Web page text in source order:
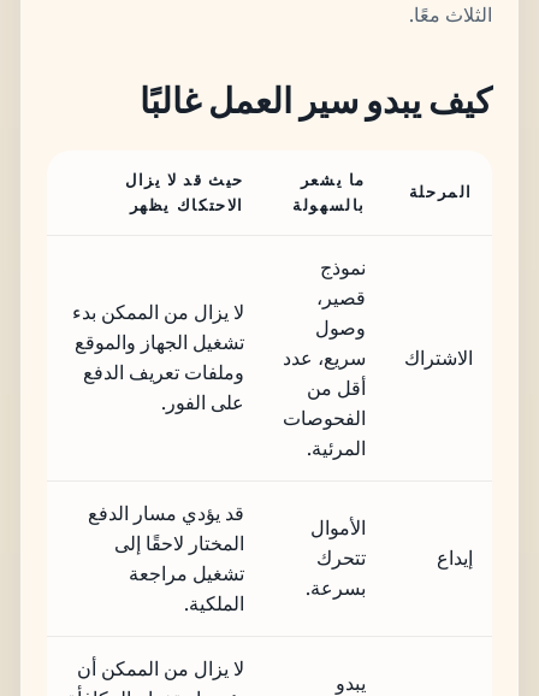
الثلاث معًا.
كيف يبدو سير العمل غالبًا
المرحلة
ما يشعر
بالسهولة
حيث قد لا يزال
الاحتكاك يظهر
الاشتراك
نموذج
قصير،
وصول
سريع، عدد
أقل من
الفحوصات
المرئية.
لا يزال من الممكن بدء
تشغيل الجهاز والموقع
وملفات تعريف الدفع
على الفور.
إيداع
الأموال
تتحرك
بسرعة.
قد يؤدي مسار الدفع
المختار لاحقًا إلى
تشغيل مراجعة
الملكية.
يبدو
لا يزال من الممكن أن